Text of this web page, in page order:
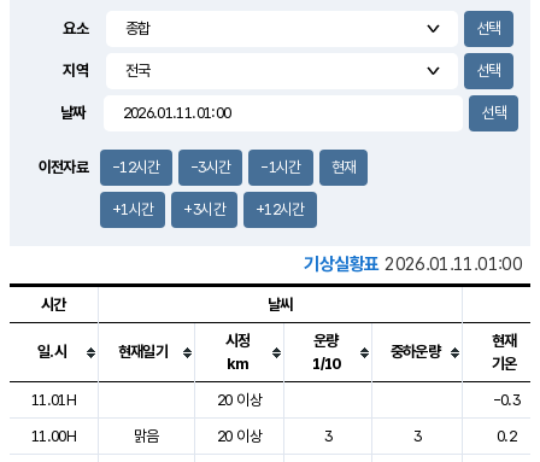
2.8m/s
요소
지역
날짜
이전자료 -12시간 -3시간 -1시간 현재
+1시간 +3시간 +12시간
기상실황표 2026.01.11.01:00
도시별 기상실황표로 지점, 날씨, 기온, 강수, 바람, 기압등을 안내한 표입
시간 날씨
일.시 현재일기
시정
km
운량
1/10
중하운량
현재
기온
11.01H
20 이상
-0.3
11.00H
맑음 20 이상 3 3
0.2